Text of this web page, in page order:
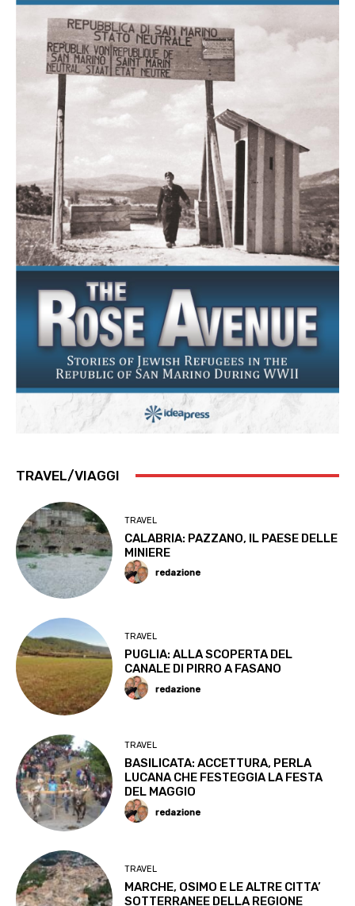
TRAVEL/VIAGGI
TRAVEL
CALABRIA: PAZZANO, IL PAESE DELLE
MINIERE
redazione
TRAVEL
PUGLIA: ALLA SCOPERTA DEL
CANALE DI PIRRO A FASANO
redazione
TRAVEL
BASILICATA: ACCETTURA, PERLA
LUCANA CHE FESTEGGIA LA FESTA
DEL MAGGIO
redazione
TRAVEL
MARCHE, OSIMO E LE ALTRE CITTA’
SOTTERRANEE DELLA REGIONE